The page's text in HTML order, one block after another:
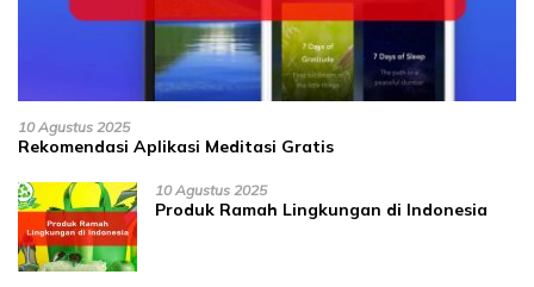
10 Agustus 2025
Rekomendasi Aplikasi Meditasi Gratis
10 Agustus 2025
Produk Ramah Lingkungan di Indonesia